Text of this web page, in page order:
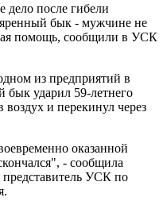
дело после гибели
бык - мужчине не
помощь, сообщили в УСК
из предприятий в
бык ударил 59-летнего
и перекинул через
оказанной
- сообщила
УСК по